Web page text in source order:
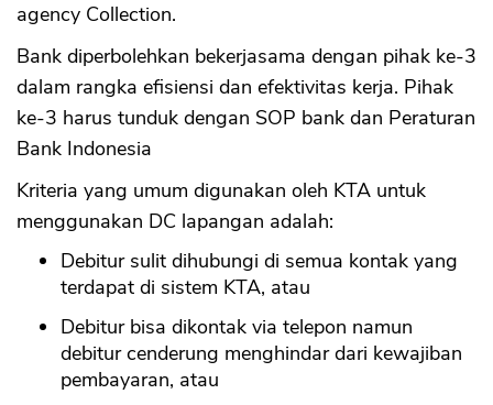
agency Collection.
Bank diperbolehkan bekerjasama dengan pihak ke-3
dalam rangka efisiensi dan efektivitas kerja. Pihak
ke-3 harus tunduk dengan SOP bank dan Peraturan
Bank Indonesia
Kriteria yang umum digunakan oleh KTA untuk
menggunakan DC lapangan adalah:
Debitur sulit dihubungi di semua kontak yang
terdapat di sistem KTA, atau
Debitur bisa dikontak via telepon namun
debitur cenderung menghindar dari kewajiban
pembayaran, atau